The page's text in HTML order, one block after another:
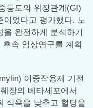
등도의 위장관계(GI)
이었다고 평가했다. 노
완전하게 분석하기
속 임상연구를 계획
이중작용제 기전
장의 베타세포에서
식욕을 낮추고 혈당을